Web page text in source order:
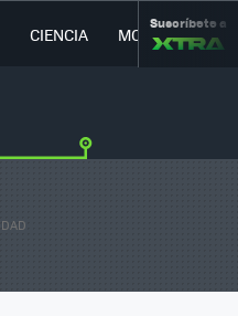
CIENCIA MOVILIDAD
Suscríbete a